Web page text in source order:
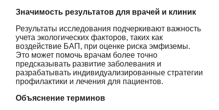
Значимость результатов для врачей и клиник
Результаты исследования подчеркивают важность
учета экологических факторов, таких как
воздействие БАП, при оценке риска эмфиземы.
Это может помочь врачам более точно
предсказывать развитие заболевания и
разрабатывать индивидуализированные стратегии
профилактики и лечения для пациентов.
Объяснение терминов